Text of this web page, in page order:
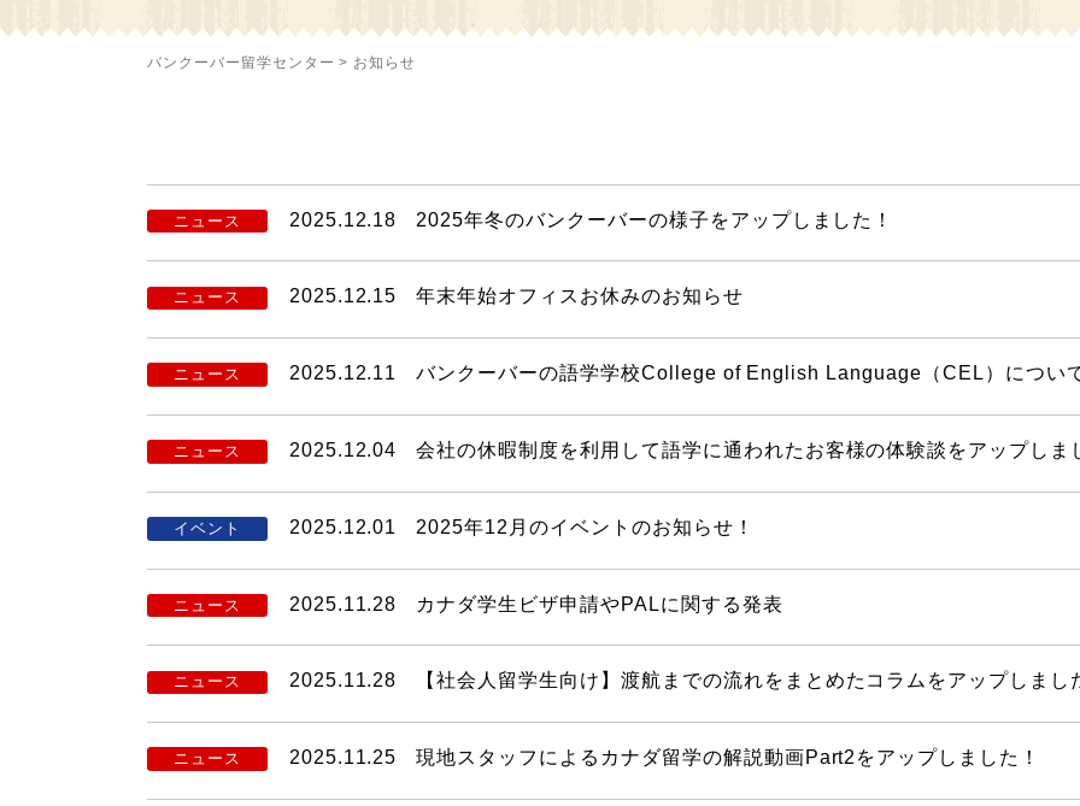
バンクーバー留学センター > お知らせ
ニュース 2025.12.18 2025年冬のバンクーバーの様子をアップしました！
ニュース 2025.12.15 年末年始オフィスお休みのお知らせ
ニュース 2025.12.11 バンクーバーの語学学校College of English Language（CEL）につい
ニュース 2025.12.04 会社の休暇制度を利用して語学に通われたお客様の体験談をアップしま
イベント 2025.12.01 2025年12月のイベントのお知らせ！
ニュース 2025.11.28 カナダ学生ビザ申請やPALに関する発表
ニュース 2025.11.28 【社会人留学生向け】渡航までの流れをまとめたコラムをアップしまし
ニュース 2025.11.25 現地スタッフによるカナダ留学の解説動画Part2をアップしました！